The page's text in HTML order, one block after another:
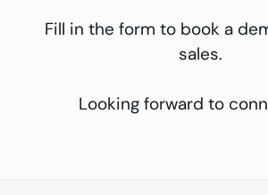
Fill in the form to book a
sales.
Looking forward to